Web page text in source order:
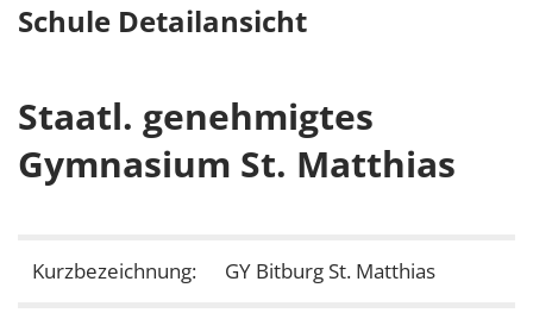
Schule Detailansicht
Staatl. genehmigtes
Gymnasium St. Matthias
Kurzbezeichnung: GY Bitburg St. Matthias